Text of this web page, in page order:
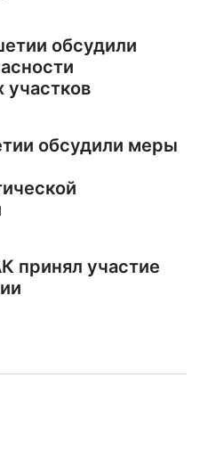
обсудили
участков
обсудили меры
принял участие